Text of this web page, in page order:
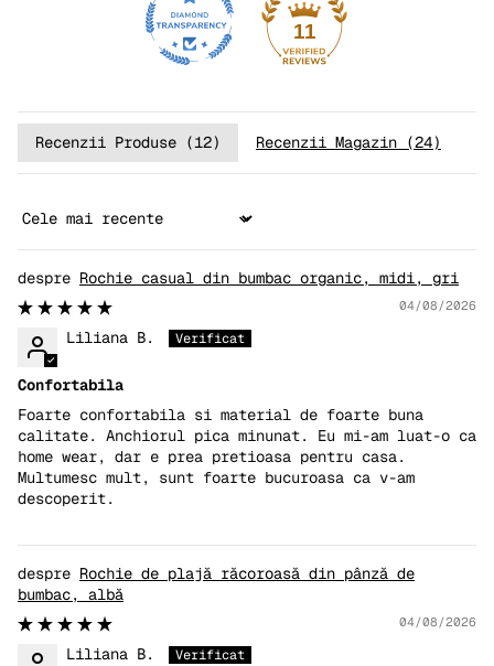
11
Recenzii Produse (12) Recenzii Magazin (24)
Sort by
Rochie casual din bumbac organic, midi, gri
04/08/2026
Liliana B.
Confortabila
Foarte confortabila si material de foarte buna
calitate. Anchiorul pica minunat. Eu mi-am luat-o ca
home wear, dar e prea pretioasa pentru casa.
Multumesc mult, sunt foarte bucuroasa ca v-am
descoperit.
Rochie de plajă răcoroasă din pânză de
bumbac, albă
04/08/2026
Liliana B.